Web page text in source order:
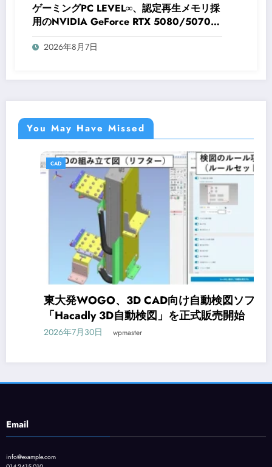
ゲーミングPC LEVEL∞、認定再生メモリ採
用のNVIDIA GeForce RTX 5080/5070 Ti
搭載モデルを発売
2026年8月7日
You May Have Missed
東大発WOGO、3D CAD向け自動検図ソフト
「Hacadly 3D自動検図」を正式販売開始
2026年7月30日 wpmaster
Email
info@example.com